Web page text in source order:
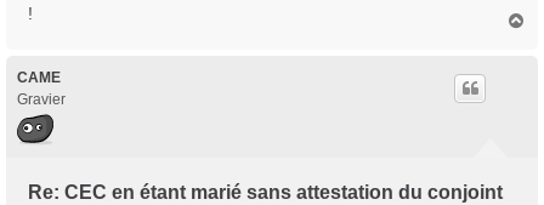
!
CAME
Gravier
Re: CEC en étant marié sans attestation du conjoint